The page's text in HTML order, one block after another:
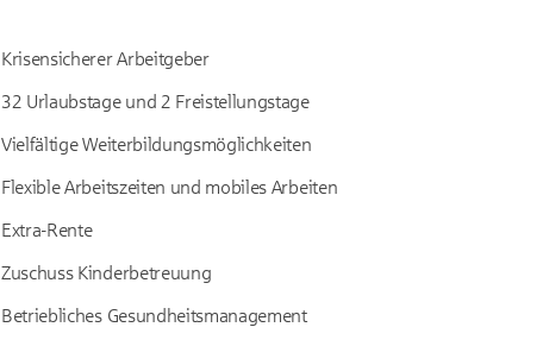
Krisensicherer Arbeitgeber
32 Urlaubstage und 2 Freistellungstage
Vielfältige Weiterbildungsmöglichkeiten
Flexible Arbeitszeiten und mobiles Arbeiten
Extra-Rente
Zuschuss Kinderbetreuung
Betriebliches Gesundheitsmanagement